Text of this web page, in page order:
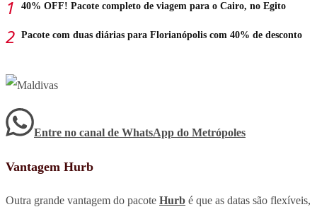
40% OFF! Pacote completo de viagem para o Cairo, no Egito
Pacote com duas diárias para Florianópolis com 40% de desconto
Entre no canal de WhatsApp do Metrópoles
Vantagem Hurb
Outra grande vantagem do pacote Hurb é que as datas são flexíveis,